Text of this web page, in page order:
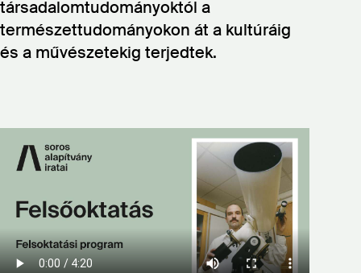
társadalomtudományoktól a
természettudományokon át a kultúráig
és a művészetekig terjedtek.